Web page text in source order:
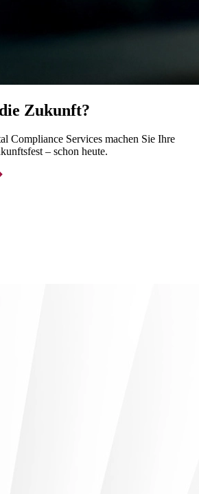
Zukunft?
Compliance Services machen Sie Ihre
– schon heute.